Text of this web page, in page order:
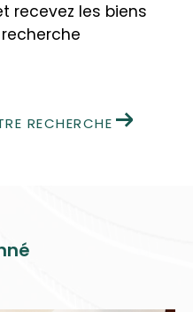
recevez les biens
RECHERCHE